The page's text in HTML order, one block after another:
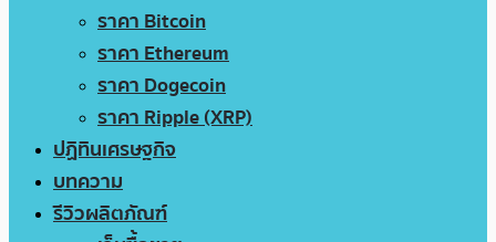
ราคา Bitcoin
ราคา Ethereum
ราคา Dogecoin
ราคา Ripple (XRP)
ปฏิทินเศรษฐกิจ
บทความ
รีวิวผลิตภัณฑ์